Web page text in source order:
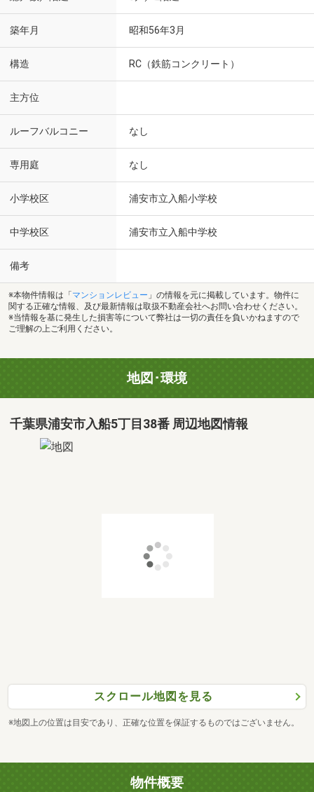
築年月 昭和56年3月
構造 RC（鉄筋コンクリート）
主方位
ルーフバルコニー なし
専用庭 なし
小学校区 浦安市立入船小学校
中学校区 浦安市立入船中学校
備考
※本物件情報は「 マンションレビュー 」の情報を元に掲載しています。物件に
関する正確な情報、及び最新情報は取扱不動産会社へお問い合わせください。
※当情報を基に発生した損害等について弊社は一切の責任を負いかねますので
ご理解の上ご利用ください。
地図･環境
千葉県浦安市入船5丁目38番 周辺地図情報
スクロール地図を見る
※地図上の位置は目安であり、正確な位置を保証するものではございません。
物件概要